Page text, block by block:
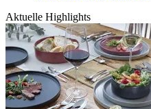
Aktuelle Highlights